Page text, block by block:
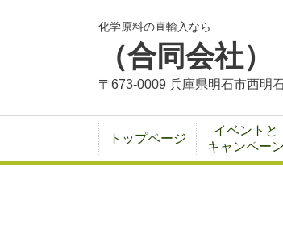
化学原料の直輸入なら
（合同会社
〒673-0009 兵庫県明石市西明
トップページ
イベントと
キャンペーン